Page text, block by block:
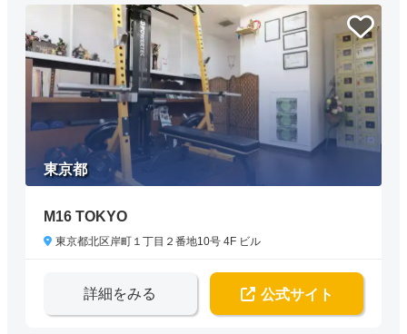
東京都
M16 TOKYO
東京都北区岸町１丁目２番地10号 4F ビル
詳細をみる 公式サイト